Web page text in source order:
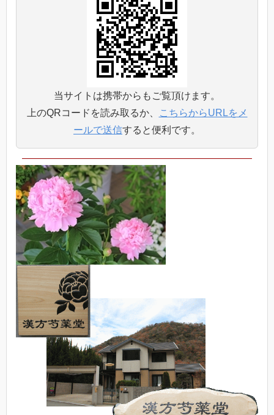
当サイトは携帯からもご覧頂けます。
上のQRコードを読み取るか、
こちらからURLをメ
ールで送信すると便利です。